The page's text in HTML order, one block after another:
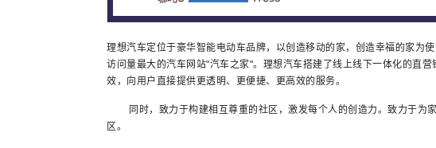
理想汽车定位于豪华智能电动车品牌，以创造移动的家，创造幸福的家为
访问量最大的汽车网站"汽车之家"。理想汽车搭建了线上线下一体化的直
效，向用户直接提供更透明、更便捷、更高效的服务。
同时，致力于构建相互尊重的社区，激发每个人的创造力。致力于为
区。